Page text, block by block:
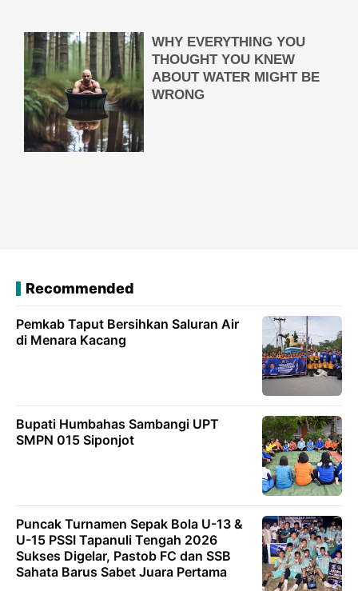
Recommended
Pemkab Taput Bersihkan Saluran Air
di Menara Kacang
Bupati Humbahas Sambangi UPT
SMPN 015 Siponjot
Puncak Turnamen Sepak Bola U-13 &
U-15 PSSI Tapanuli Tengah 2026
Sukses Digelar, Pastob FC dan SSB
Sahata Barus Sabet Juara Pertama